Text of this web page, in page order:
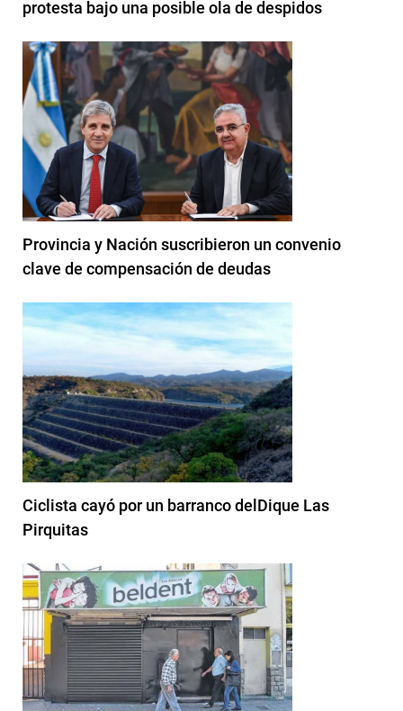
protesta bajo una posible ola de despidos
Provincia y Nación suscribieron un convenio
clave de compensación de deudas
Ciclista cayó por un barranco delDique Las
Pirquitas